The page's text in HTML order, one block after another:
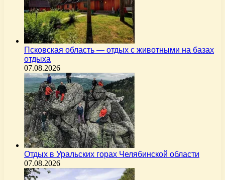
Псковская область — отдых с животными на базах
отдыха
07.08.2026
Отдых в Уральских горах Челябинской области
07.08.2026